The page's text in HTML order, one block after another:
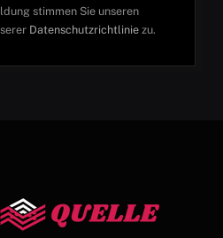
stimmen Sie unseren
Datenschutzrichtliniezu.